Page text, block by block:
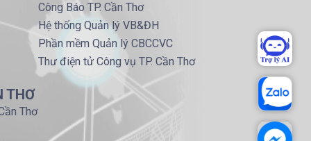
Công Báo TP. Cần Thơ
Hệ thống Quản lý VB&ĐH
Phần mềm Quản lý CBCCVC
Thư điện tử Công vụ TP. Cần Thơ
THƠ
Thơ